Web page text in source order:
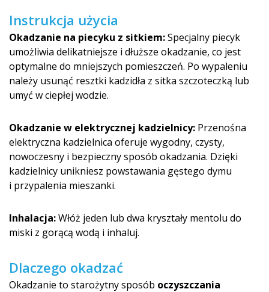
Instrukcja użycia
Okadzanie na piecyku z sitkiem:Specjalny piecyk
umożliwia delikatniejsze i dłuższe okadzanie, co jest
optymalne do mniejszych pomieszczeń. Po wypaleniu
należy usunąć resztki kadzidła z sitka szczoteczką lub
umyć w ciepłej wodzie.
Okadzanie w elektrycznej kadzielnicy: Przenośna
elektryczna kadzielnica oferuje wygodny, czysty,
nowoczesny i bezpieczny sposób okadzania. Dzięki
kadzielnicy unikniesz powstawania gęstego dymu
i przypalenia mieszanki.
Inhalacja:Włóż jeden lub dwa kryształy mentolu do
miski z gorącą wodą i inhaluj.
Dlaczego okadzać
Okadzanie to starożytny sposób oczyszczania